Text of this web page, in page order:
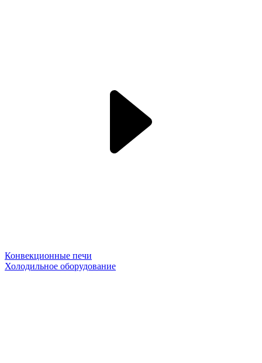
Конвекционные печи
Холодильное оборудование